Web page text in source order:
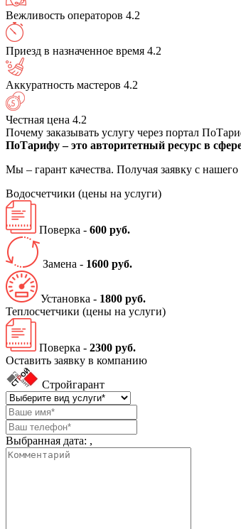
Вежливость операторов 4.2
Приезд в назначенное время 4.2
Аккуратность мастеров 4.2
Честная цена 4.2
Почему заказывать услугу через портал
ПоТарифу – это авторитетный ресурс в
Мы – гарант качества. Получая заявку с
Водосчетчики (цены на услуги)
Поверка - 600 руб.
Замена - 1600 руб.
Установка - 1800 руб.
Теплосчетчики (цены на услуги)
Поверка - 2300 руб.
Оставить заявку в компанию
Стройгарант
Выбранная дата: ,